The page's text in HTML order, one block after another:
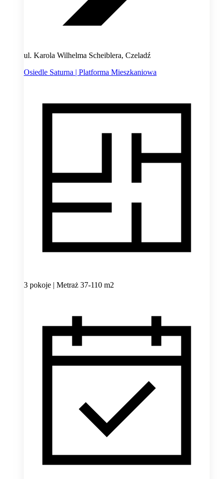
ul. Karola Wilhelma Scheiblera, Czeladź
Osiedle Saturna | Platforma Mieszkaniowa
3 pokoje | Metraż 37-110 m2